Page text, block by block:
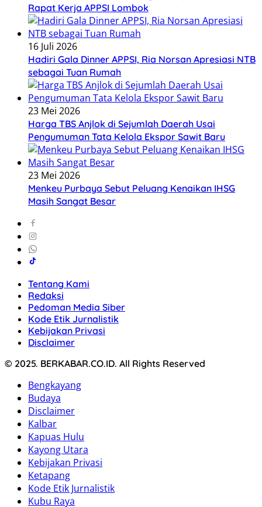
Rapat Kerja APPSI Lombok
16 Juli 2026
Hadiri Gala Dinner APPSI, Ria Norsan Apresiasi NTB
sebagai Tuan Rumah
23 Mei 2026
Harga TBS Anjlok di Sejumlah Daerah Usai
Pengumuman Tata Kelola Ekspor Sawit Baru
23 Mei 2026
Menkeu Purbaya Sebut Peluang Kenaikan IHSG
Masih Sangat Besar
Tentang Kami
Redaksi
Pedoman Media Siber
Kode Etik Jurnalistik
Kebijakan Privasi
Disclaimer
© 2025. BERKABAR.CO.ID. All Rights Reserved
Bengkayang
Budaya
Disclaimer
Kalbar
Kapuas Hulu
Kayong Utara
Kebijakan Privasi
Ketapang
Kode Etik Jurnalistik
Kubu Raya